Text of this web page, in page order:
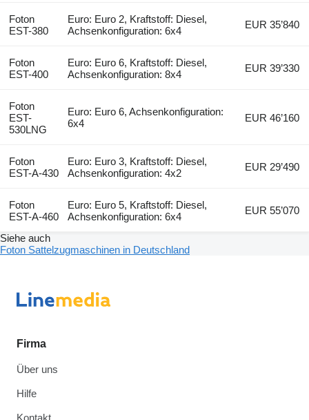
Foton
EST-380
Euro: Euro 2, Kraftstoff: Diesel,
Achsenkonfiguration: 6x4
EUR 35’840
Foton
EST-400
Euro: Euro 6, Kraftstoff: Diesel,
Achsenkonfiguration: 8x4
EUR 39’330
Foton
EST-
530LNG
Euro: Euro 6, Achsenkonfiguration:
6x4
EUR 46’160
Foton
EST-A-430
Euro: Euro 3, Kraftstoff: Diesel,
Achsenkonfiguration: 4x2
EUR 29’490
Foton
EST-A-460
Euro: Euro 5, Kraftstoff: Diesel,
Achsenkonfiguration: 6x4
EUR 55’070
Siehe auch
Foton Sattelzugmaschinen in Deutschland
Firma
Über uns
Hilfe